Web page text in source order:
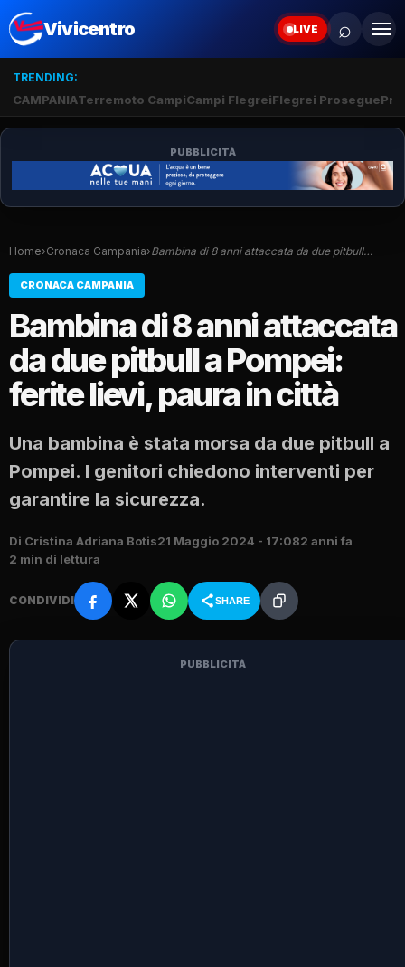
Vivicentro LIVE ⌕
TRENDING:
CAMPANIATerremoto CampiCampi FlegreiFlegrei Prosegue
PUBBLICITÀ
Home›Cronaca Campania›Bambina di 8 anni attaccata da due pitbull…
CRONACA CAMPANIA
Bambina di 8 anni attaccata
da due pitbull a Pompei:
ferite lievi, paura in città
Una bambina è stata morsa da due pitbull a
Pompei. I genitori chiedono interventi per
garantire la sicurezza.
Di Cristina Adriana Botis21 Maggio 2024 - 17:082 anni fa
2 min di lettura
CONDIVIDI SHARE
PUBBLICITÀ